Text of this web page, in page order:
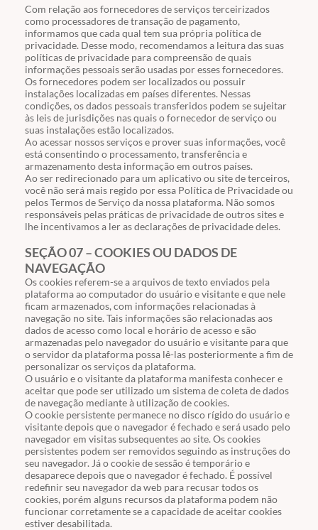
Com relação aos fornecedores de serviços terceirizados
como processadores de transação de pagamento,
informamos que cada qual tem sua própria política de
privacidade. Desse modo, recomendamos a leitura das suas
políticas de privacidade para compreensão de quais
informações pessoais serão usadas por esses fornecedores.
Os fornecedores podem ser localizados ou possuir
instalações localizadas em países diferentes. Nessas
condições, os dados pessoais transferidos podem se sujeitar
às leis de jurisdições nas quais o fornecedor de serviço ou
suas instalações estão localizados.
Ao acessar nossos serviços e prover suas informações, você
está consentindo o processamento, transferência e
armazenamento desta informação em outros países.
Ao ser redirecionado para um aplicativo ou site de terceiros,
você não será mais regido por essa Política de Privacidade ou
pelos Termos de Serviço da nossa plataforma. Não somos
responsáveis pelas práticas de privacidade de outros sites e
lhe incentivamos a ler as declarações de privacidade deles.
SEÇÃO 07 – COOKIES OU DADOS DE
NAVEGAÇÃO
Os cookies referem-se a arquivos de texto enviados pela
plataforma ao computador do usuário e visitante e que nele
ficam armazenados, com informações relacionadas à
navegação no site. Tais informações são relacionadas aos
dados de acesso como local e horário de acesso e são
armazenadas pelo navegador do usuário e visitante para que
o servidor da plataforma possa lê-las posteriormente a fim de
personalizar os serviços da plataforma.
O usuário e o visitante da plataforma manifesta conhecer e
aceitar que pode ser utilizado um sistema de coleta de dados
de navegação mediante à utilização de cookies.
O cookie persistente permanece no disco rígido do usuário e
visitante depois que o navegador é fechado e será usado pelo
navegador em visitas subsequentes ao site. Os cookies
persistentes podem ser removidos seguindo as instruções do
seu navegador. Já o cookie de sessão é temporário e
desaparece depois que o navegador é fechado. É possível
redefinir seu navegador da web para recusar todos os
cookies, porém alguns recursos da plataforma podem não
funcionar corretamente se a capacidade de aceitar cookies
estiver desabilitada.